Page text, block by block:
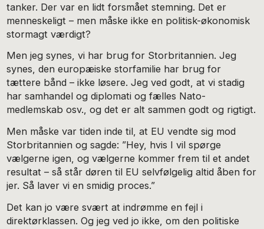
tanker. Der var en lidt forsmået stemning. Det er
menneskeligt – men måske ikke en politisk-økonomisk
stormagt værdigt?
Men jeg synes, vi har brug for Storbritannien. Jeg
synes, den europæiske storfamilie har brug for
tættere bånd – ikke løsere. Jeg ved godt, at vi stadig
har samhandel og diplomati og fælles Nato-
medlemskab osv., og det er alt sammen godt og rigtigt.
Men måske var tiden inde til, at EU vendte sig mod
Storbritannien og sagde: ”Hey, hvis I vil spørge
vælgerne igen, og vælgerne kommer frem til et andet
resultat – så står døren til EU selvfølgelig altid åben for
jer. Så laver vi en smidig proces.”
Det kan jo være svært at indrømme en fejl i
direktørklassen. Og jeg ved jo ikke, om den politiske